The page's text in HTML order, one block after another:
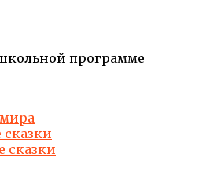
программе
сказки